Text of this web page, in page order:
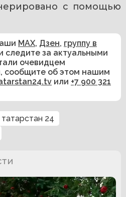
с помощью
MAX, Дзен, группу в
следите за актуальными
очевидцем
сообщите об этом нашим
или +7 900 321
татарстан 24